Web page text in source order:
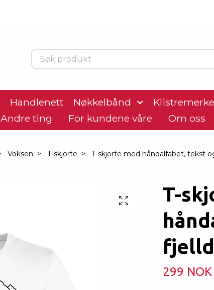
Handlenett Nøkkelbånd
Andre ting
For kundene våre Om oss
Voksen T-skjorte T-skjorte med håndalfabet, tekst
T-
299 NOK